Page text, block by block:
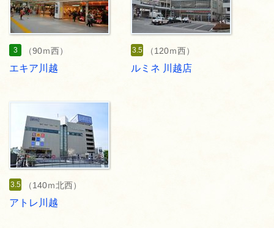
3 （90ｍ西）
エキア川越
3.5 （120ｍ西）
ルミネ 川越店
3.5 （140ｍ北西）
アトレ川越